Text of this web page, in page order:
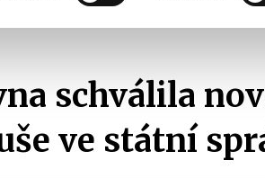
Sněmovna schválila novelu, která
schválila
ve státní